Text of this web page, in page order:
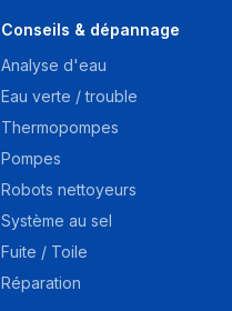
Conseils & dépannage
Analyse d'eau
Eau verte / trouble
Thermopompes
Pompes
Robots nettoyeurs
Système au sel
Fuite / Toile
Réparation